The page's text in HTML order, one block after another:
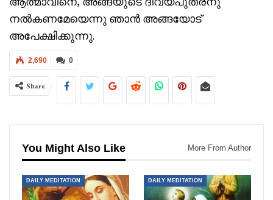
നൽകണമേയെന്നു ഞാൻ അങ്ങയോട്
അപേക്ഷിക്കുന്നു.
0
2,690
Share
You Might Also Like More From Author
DAILY MEDITATION DAILY MEDITATION